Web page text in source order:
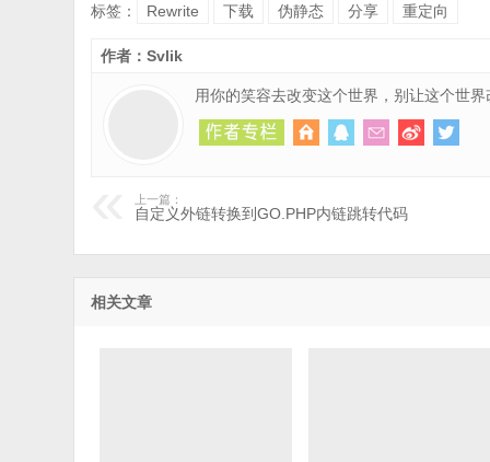
标签： Rewrite 下载 伪静态 分享 重定向
作者：Svlik
用你的笑容去改变这个世界，别让这个世
上一篇：
自定义外链转换到GO.PHP内链跳转代码
相关文章